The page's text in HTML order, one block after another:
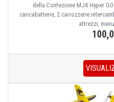
della Confezione MJX Hyper
caricabatterie, 2 carrozzerie
attrezzi,